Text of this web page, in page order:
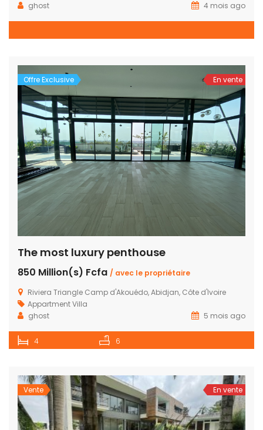
ghost
4 mois ago
Offre Exclusive En vente
The most luxury penthouse
850 Million(s) Fcfa / avec le propriétaire
Riviera Triangle Camp d'Akouédo, Abidjan, Côte d'Ivoire
AppartmentVilla
ghost
5 mois ago
4 6
Vente En vente